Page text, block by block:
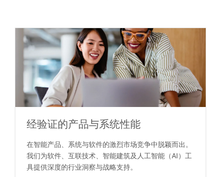
经验证的产品与系统性能
在智能产品、系统与软件的激烈市场竞争中脱颖而出。
我们为软件、互联技术、智能建筑及人工智能（AI）工
具提供深度的行业洞察与战略支持。